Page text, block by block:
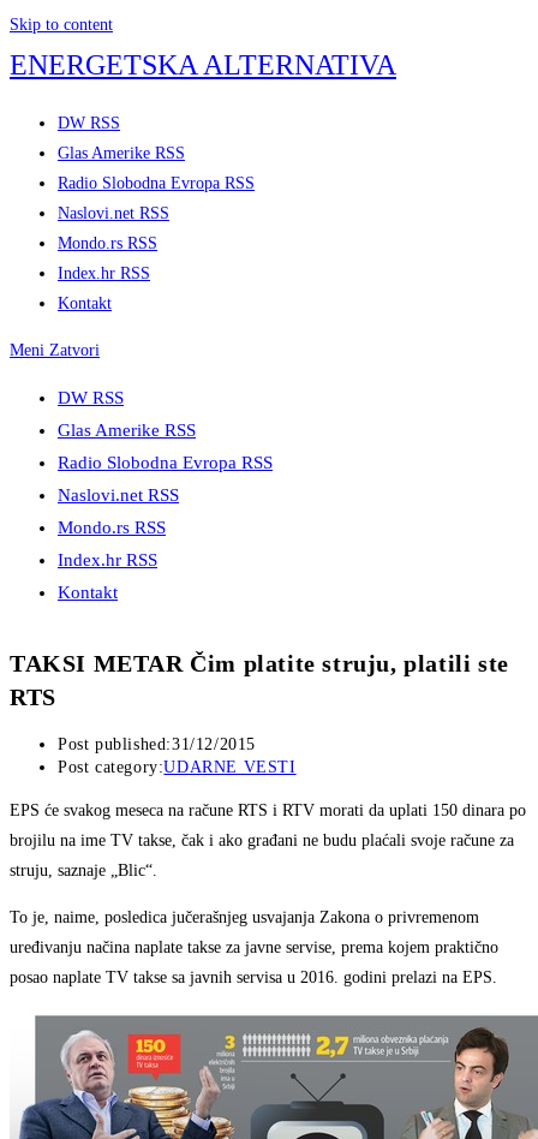
Skip to content
ENERGETSKA ALTERNATIVA
DW RSS
Glas Amerike RSS
Radio Slobodna Evropa RSS
Naslovi.net RSS
Mondo.rs RSS
Index.hr RSS
Kontakt
Meni Zatvori
DW RSS
Glas Amerike RSS
Radio Slobodna Evropa RSS
Naslovi.net RSS
Mondo.rs RSS
Index.hr RSS
Kontakt
TAKSI METAR Čim platite struju, platili ste
RTS
Post published:31/12/2015
Post category:UDARNE VESTI
EPS će svakog meseca na račune RTS i RTV morati da uplati 150 dinara po
brojilu na ime TV takse, čak i ako građani ne budu plaćali svoje račune za
struju, saznaje „Blic“.
To je, naime, posledica jučerašnjeg usvajanja Zakona o privremenom
uređivanju načina naplate takse za javne servise, prema kojem praktično
posao naplate TV takse sa javnih servisa u 2016. godini prelazi na EPS.